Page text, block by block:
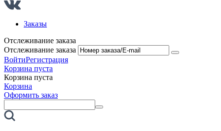
Заказы
Отслеживание заказа
Отслеживание заказа
ВойтиРегистрация
Корзина пуста
Корзина пуста
Корзина
Оформить заказ